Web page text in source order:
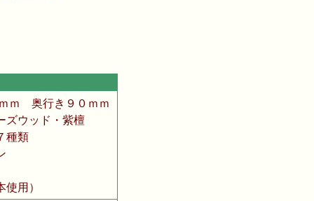
奥行き９０ｍｍ
ウッド・紫檀
種類
用）